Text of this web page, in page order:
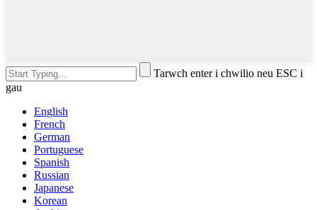
Tarwch enter i chwilio neu ESC i
gau
English
French
German
Portuguese
Spanish
Russian
Japanese
Korean